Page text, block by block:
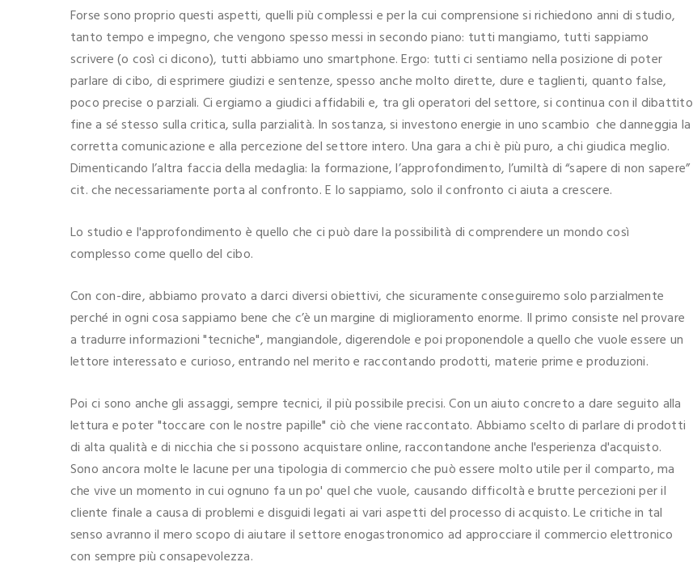
Forse sono proprio questi aspetti, quelli più complessi e per la cui comprensione si richiedono anni di studio,
tanto tempo e impegno, che vengono spesso messi in secondo piano: tutti mangiamo, tutti sappiamo
scrivere (o così ci dicono), tutti abbiamo uno smartphone. Ergo: tutti ci sentiamo nella posizione di poter
parlare di cibo, di esprimere giudizi e sentenze, spesso anche molto dirette, dure e taglienti, quanto false,
poco precise o parziali. Ci ergiamo a giudici affidabili e, tra gli operatori del settore, si continua con il dibattito
fine a sé stesso sulla critica, sulla parzialità. In sostanza, si investono energie in uno scambio che danneggia la
corretta comunicazione e alla percezione del settore intero. Una gara a chi è più puro, a chi giudica meglio.
Dimenticando l’altra faccia della medaglia: la formazione, l’approfondimento, l’umiltà di “sapere di non sapere”
cit. che necessariamente porta al confronto. E lo sappiamo, solo il confronto ci aiuta a crescere.
Lo studio e l'approfondimento è quello che ci può dare la possibilità di comprendere un mondo così
complesso come quello del cibo.
Con con-dire, abbiamo provato a darci diversi obiettivi, che sicuramente conseguiremo solo parzialmente
perché in ogni cosa sappiamo bene che c’è un margine di miglioramento enorme. Il primo consiste nel provare
a tradurre informazioni "tecniche", mangiandole, digerendole e poi proponendole a quello che vuole essere un
lettore interessato e curioso, entrando nel merito e raccontando prodotti, materie prime e produzioni.
Poi ci sono anche gli assaggi, sempre tecnici, il più possibile precisi. Con un aiuto concreto a dare seguito alla
lettura e poter "toccare con le nostre papille" ciò che viene raccontato. Abbiamo scelto di parlare di prodotti
di alta qualità e di nicchia che si possono acquistare online, raccontandone anche l'esperienza d'acquisto.
Sono ancora molte le lacune per una tipologia di commercio che può essere molto utile per il comparto, ma
che vive un momento in cui ognuno fa un po' quel che vuole, causando difficoltà e brutte percezioni per il
cliente finale a causa di problemi e disguidi legati ai vari aspetti del processo di acquisto. Le critiche in tal
senso avranno il mero scopo di aiutare il settore enogastronomico ad approcciare il commercio elettronico
con sempre più consapevolezza.